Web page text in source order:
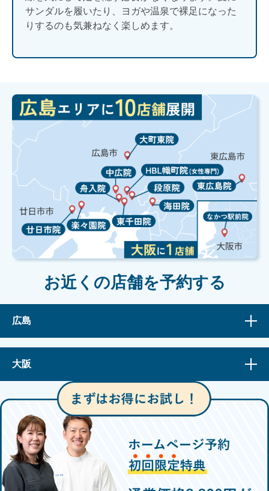
サンダルを履いたり、ヨガや温泉で裸足になった
りするのも気兼ねなく楽しめます。
お近くの店舗を予約する
広島
大阪